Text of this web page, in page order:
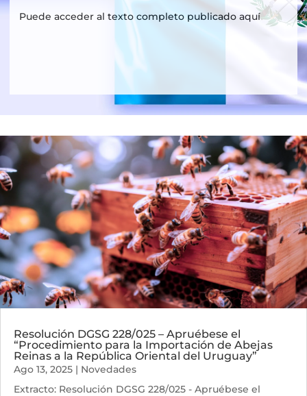
Puede acceder al texto completo publicado aquí
Resolución DGSG 228/025 – Apruébese el
“Procedimiento para la Importación de Abejas
Reinas a la República Oriental del Uruguay”
Ago 13, 2025 | Novedades
Extracto: Resolución DGSG 228/025 - Apruébese el